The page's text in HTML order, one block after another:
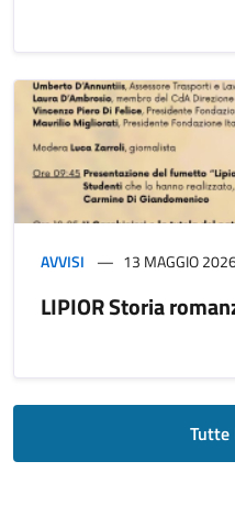
AVVISI 13 MAGGIO
LIPIOR Storia
Tutte